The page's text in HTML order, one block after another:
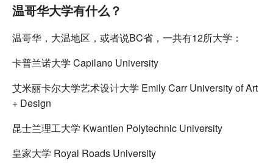
温哥华大学有什么？
温哥华，大温地区，或者说BC省，一共有12所大学：
卡普兰诺大学 Capilano University
艾米丽卡尔大学艺术设计大学 Emily Carr University of Art
+ Design
昆士兰理工大学 Kwantlen Polytechnic University
皇家大学 Royal Roads University